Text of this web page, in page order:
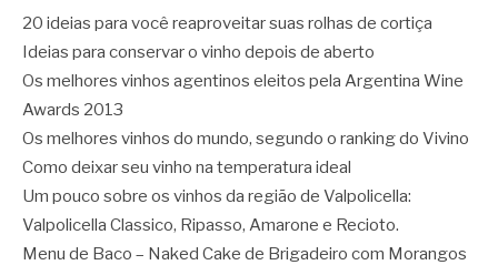
20 ideias para você reaproveitar suas rolhas de cortiça
Ideias para conservar o vinho depois de aberto
Os melhores vinhos agentinos eleitos pela Argentina Wine
Awards 2013
Os melhores vinhos do mundo, segundo o ranking do Vivino
Como deixar seu vinho na temperatura ideal
Um pouco sobre os vinhos da região de Valpolicella:
Valpolicella Classico, Ripasso, Amarone e Recioto.
Menu de Baco – Naked Cake de Brigadeiro com Morangos